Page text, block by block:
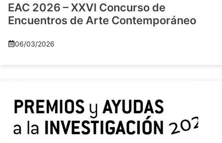
EAC 2026 – XXVI Concurso de
Encuentros de Arte Contemporáneo
06/03/2026